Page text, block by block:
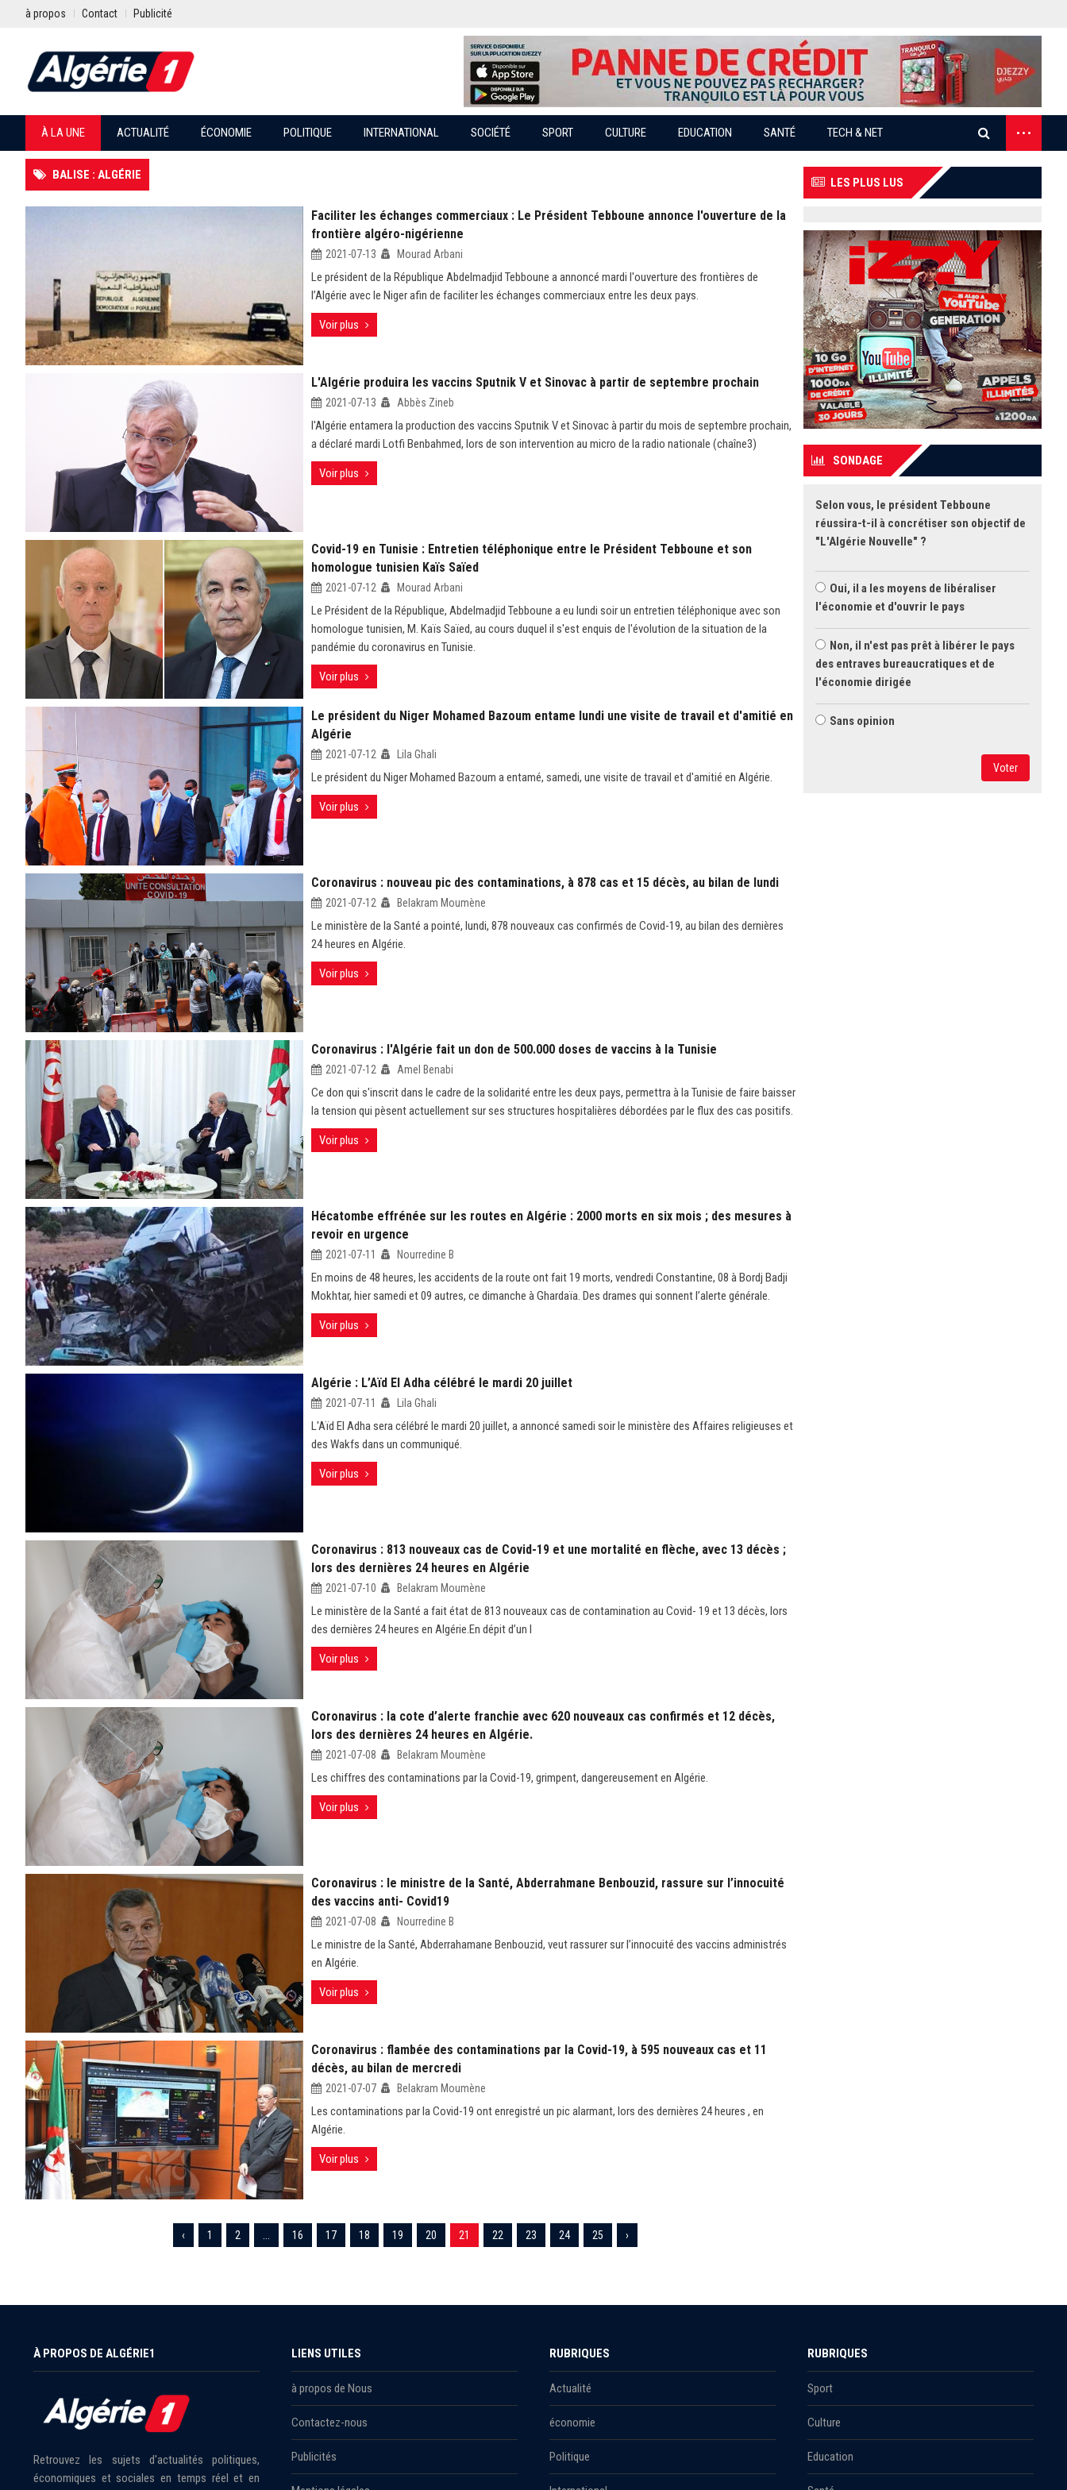
à propos Contact Publicité
À LA UNE ACTUALITÉ ÉCONOMIE POLITIQUE INTERNATIONAL SOCIÉTÉ SPORT CULTURE EDUCATION SANTÉ TECH & NET ...
BALISE : ALGÉRIE
Faciliter les échanges commerciaux : Le Président Tebboune annonce l'ouverture de la
frontière algéro-nigérienne
2021-07-13 Mourad Arbani
Le président de la République Abdelmadjid Tebboune a annoncé mardi l'ouverture des frontières de
l’Algérie avec le Niger afin de faciliter les échanges commerciaux entre les deux pays.
Voir plus
L'Algérie produira les vaccins Sputnik V et Sinovac à partir de septembre prochain
2021-07-13 Abbès Zineb
l'Algérie entamera la production des vaccins Sputnik V et Sinovac à partir du mois de septembre prochain,
a déclaré mardi Lotfi Benbahmed, lors de son intervention au micro de la radio nationale (chaîne3)
Voir plus
Covid-19 en Tunisie : Entretien téléphonique entre le Président Tebboune et son
homologue tunisien Kaïs Saïed
2021-07-12 Mourad Arbani
Le Président de la République, Abdelmadjid Tebboune a eu lundi soir un entretien téléphonique avec son
homologue tunisien, M. Kaïs Saïed, au cours duquel il s'est enquis de l'évolution de la situation de la
pandémie du coronavirus en Tunisie.
Voir plus
Le président du Niger Mohamed Bazoum entame lundi une visite de travail et d'amitié en
Algérie
2021-07-12 Lila Ghali
Le président du Niger Mohamed Bazoum a entamé, samedi, une visite de travail et d'amitié en Algérie.
Voir plus
Coronavirus : nouveau pic des contaminations, à 878 cas et 15 décès, au bilan de lundi
2021-07-12 Belakram Moumène
Le ministère de la Santé a pointé, lundi, 878 nouveaux cas confirmés de Covid-19, au bilan des dernières
24 heures en Algérie.
Voir plus
Coronavirus : l'Algérie fait un don de 500.000 doses de vaccins à la Tunisie
2021-07-12 Amel Benabi
Ce don qui s'inscrit dans le cadre de la solidarité entre les deux pays, permettra à la Tunisie de faire baisser
la tension qui pèsent actuellement sur ses structures hospitalières débordées par le flux des cas positifs.
Voir plus
Hécatombe effrénée sur les routes en Algérie : 2000 morts en six mois ; des mesures à
revoir en urgence
2021-07-11 Nourredine B
En moins de 48 heures, les accidents de la route ont fait 19 morts, vendredi Constantine, 08 à Bordj Badji
Mokhtar, hier samedi et 09 autres, ce dimanche à Ghardaïa. Des drames qui sonnent l’alerte générale.
Voir plus
Algérie : L’Aïd El Adha célébré le mardi 20 juillet
2021-07-11 Lila Ghali
L'Aïd El Adha sera célébré le mardi 20 juillet, a annoncé samedi soir le ministère des Affaires religieuses et
des Wakfs dans un communiqué.
Voir plus
Coronavirus : 813 nouveaux cas de Covid-19 et une mortalité en flèche, avec 13 décès ;
lors des dernières 24 heures en Algérie
2021-07-10 Belakram Moumène
Le ministère de la Santé a fait état de 813 nouveaux cas de contamination au Covid- 19 et 13 décès, lors
des dernières 24 heures en Algérie.En dépit d’un l
Voir plus
Coronavirus : la cote d’alerte franchie avec 620 nouveaux cas confirmés et 12 décès,
lors des dernières 24 heures en Algérie.
2021-07-08 Belakram Moumène
Les chiffres des contaminations par la Covid-19, grimpent, dangereusement en Algérie.
Voir plus
Coronavirus : le ministre de la Santé, Abderrahmane Benbouzid, rassure sur l’innocuité
des vaccins anti- Covid19
2021-07-08 Nourredine B
Le ministre de la Santé, Abderrahamane Benbouzid, veut rassurer sur l’innocuité des vaccins administrés
en Algérie.
Voir plus
Coronavirus : flambée des contaminations par la Covid-19, à 595 nouveaux cas et 11
décès, au bilan de mercredi
2021-07-07 Belakram Moumène
Les contaminations par la Covid-19 ont enregistré un pic alarmant, lors des dernières 24 heures , en
Algérie.
Voir plus
‹ 1 2 16 17 18 19 20 21 22 23 24 25 ›
LES PLUS LUS
SONDAGE
Selon vous, le président Tebboune
réussira-t-il à concrétiser son objectif de
"L'Algérie Nouvelle" ?
Oui, il a les moyens de libéraliser
l'économie et d'ouvrir le pays
Non, il n'est pas prêt à libérer le pays
des entraves bureaucratiques et de
l'économie dirigée
Sans opinion
Voter
À PROPOS DE ALGÉRIE1
Retrouvez les sujets d'actualités politiques,
économiques et sociales en temps réel et en
LIENS UTILES
à propos de Nous
Contactez-nous
Publicités
RUBRIQUES
Actualité
économie
Politique
RUBRIQUES
Sport
Culture
Education